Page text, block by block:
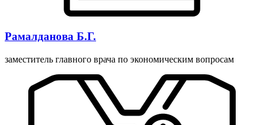
Рамалданова Б.Г.
заместитель главного врача по экономическим вопросам